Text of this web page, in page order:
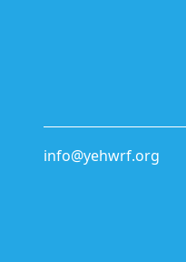
info@yehwrf.org